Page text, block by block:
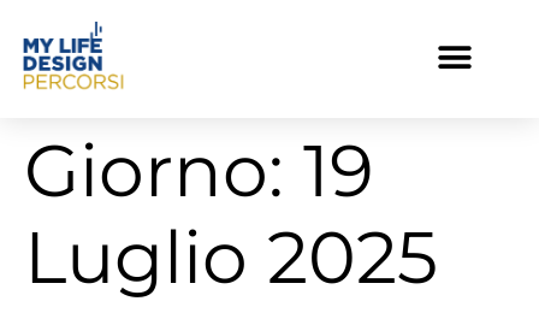
Giorno: 19
Luglio 2025